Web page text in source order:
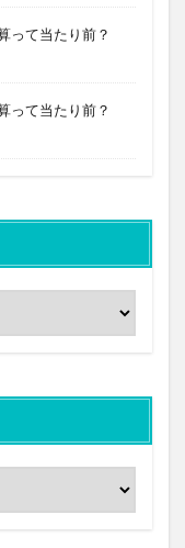
って当たり前？
って当たり前？